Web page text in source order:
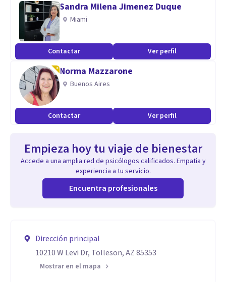
Sandra Milena Jimenez Duque
Miami
Contactar Ver perfil
Norma Mazzarone
Buenos Aires
Contactar Ver perfil
Empieza hoy tu viaje de bienestar
Accede a una amplia red de psicólogos calificados. Empatía y
experiencia a tu servicio.
Encuentra profesionales
Dirección principal
10210 W Levi Dr, Tolleson, AZ 85353
Mostrar en el mapa